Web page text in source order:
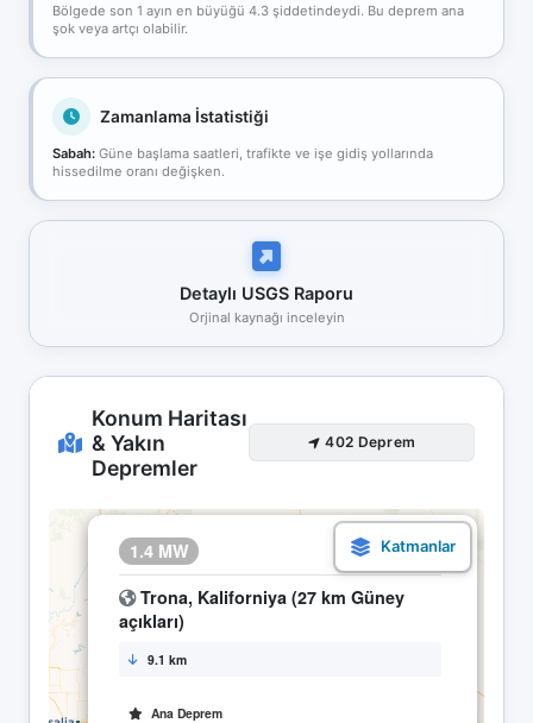
Bölgede son 1 ayın en büyüğü 4.3 şiddetindeydi. Bu deprem ana
şok veya artçı olabilir.
Zamanlama İstatistiği
Sabah: Güne başlama saatleri, trafikte ve işe gidiş yollarında
hissedilme oranı değişken.
Detaylı USGS Raporu
Orjinal kaynağı inceleyin
Konum Haritası
& Yakın
Depremler
402 Deprem
1.4 MW 01.05 11:44
Trona, Kaliforniya (27 km Güney
açıkları)
9.1 km
Ana Deprem
×